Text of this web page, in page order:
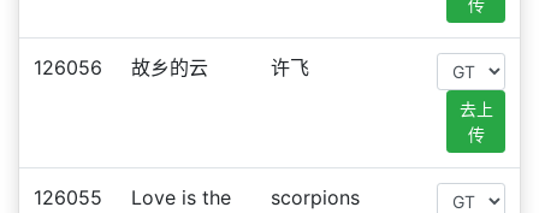
传
126056 故乡的云 许飞
去上
传
126055
Love is the
scorpions